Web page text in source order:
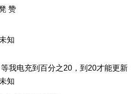
赞
知
等我电充到百分之20，到20才能更新
知